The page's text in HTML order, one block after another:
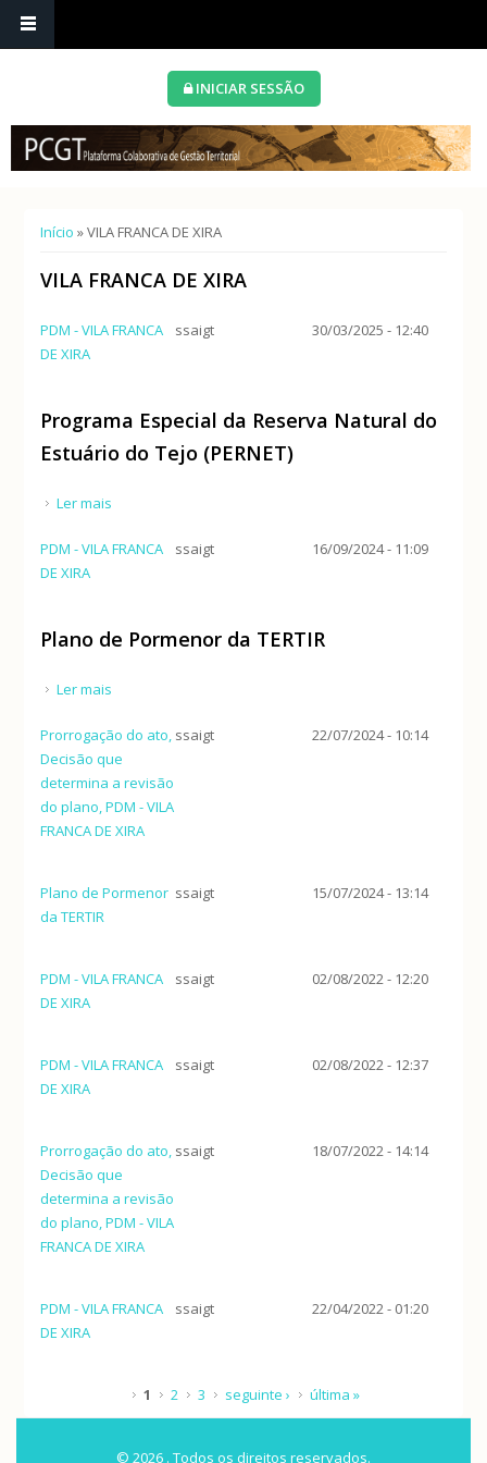
INICIAR SESSÃO
Está aqui
Início » VILA FRANCA DE XIRA
VILA FRANCA DE XIRA
PDM - VILA FRANCA
DE XIRA
ssaigt 30/03/2025 - 12:40
Programa Especial da Reserva Natural do
Estuário do Tejo (PERNET)
Ler mais
PDM - VILA FRANCA
DE XIRA
ssaigt 16/09/2024 - 11:09
Plano de Pormenor da TERTIR
Ler mais
Prorrogação do ato,
Decisão que
determina a revisão
do plano, PDM - VILA
FRANCA DE XIRA
ssaigt 22/07/2024 - 10:14
Plano de Pormenor
da TERTIR
ssaigt 15/07/2024 - 13:14
PDM - VILA FRANCA
DE XIRA
ssaigt 02/08/2022 - 12:20
PDM - VILA FRANCA
DE XIRA
ssaigt 02/08/2022 - 12:37
Prorrogação do ato,
Decisão que
determina a revisão
do plano, PDM - VILA
FRANCA DE XIRA
ssaigt 18/07/2022 - 14:14
PDM - VILA FRANCA
DE XIRA
ssaigt 22/04/2022 - 01:20
1 2 3 seguinte › última »
© 2026 . Todos os direitos reservados.